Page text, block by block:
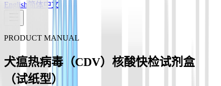
English 简体中文
PRODUCT MANUAL
犬瘟热病毒（CDV）核酸快检试剂盒
（试纸型）